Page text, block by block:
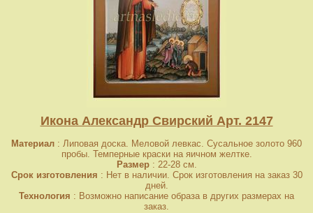
Икона Александр Свирский Арт. 2147
Материал : Липовая доска. Меловой левкас. Сусальное золото 960
пробы. Темперные краски на яичном желтке.
Размер: 22-28 см.
Срок изготовления : Нет в наличии. Срок изготовления на заказ 30
дней.
Технология : Возможно написание образа в других размерах на
заказ.